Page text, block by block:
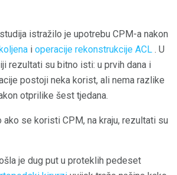
istražilo je upotrebu CPM-a nakon
i operacije rekonstrukcije ACL . U
rezultati su bitno isti: u prvih dana i
postoji neka korist, ali nema razlike
otprilike šest tjedana.
ako se koristi CPM, na kraju, rezultati su
je dug put u proteklih pedeset